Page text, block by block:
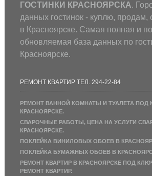
ГОСТИНКИ КРАСНОЯРСКА.
данных гостинок - куплю, продам,
в Красноярске. Самая полная и
обновляемая база данных по
Красноярске.
РЕМОНТ КВАРТИР ТЕЛ. 294-22-84
РЕМОНТ ВАННОЙ КОМНАТЫ И ТУАЛЕТА ПОД
КРАСНОЯРСКЕ.
СВАРОЧНЫЕ РАБОТЫ, ЦЕНА НА УСЛУГИ
КРАСНОЯРСКЕ.
ПОКЛЕЙКА ВИНИЛОВЫХ ОБОЕВ В
ПОКЛЕЙКА БУМАЖНЫХ ОБОЕВ В
РЕМОНТ КВАРТИР В КРАСНОЯРСКЕ ПОД
РЕМОНТ КВАРТИР.